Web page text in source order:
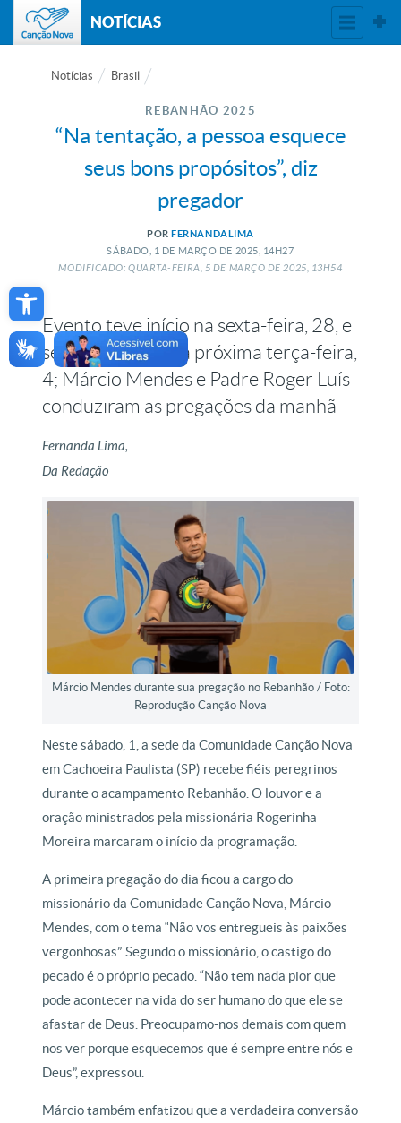
Open toolbar
NOTÍCIAS
Notícias Brasil
REBANHÃO 2025
“Na tentação, a pessoa esquece
seus bons propósitos”, diz
pregador
PORFERNANDALIMA
SÁBADO, 1 DE MARÇO DE 2025, 14H27
MODIFICADO: QUARTA-FEIRA, 5 DE MARÇO DE2025, 13H54
Evento teve início na sexta-feira, 28, e
se estenderá até a próxima terça-feira,
4; Márcio Mendes e Padre Roger Luís
conduziram as pregações da manhã
Fernanda Lima,
Da Redação
Márcio Mendes durante sua pregação no Rebanhão / Foto:
Reprodução Canção Nova
Neste sábado, 1, a sede da Comunidade Canção Nova
em Cachoeira Paulista (SP) recebe fiéis peregrinos
durante o acampamento Rebanhão. O louvor e a
oração ministrados pela missionária Rogerinha
Moreira marcaram o início da programação.
A primeira pregação do dia ficou a cargo do
missionário da Comunidade Canção Nova, Márcio
Mendes, com o tema “Não vos entregueis às paixões
vergonhosas”. Segundo o missionário, o castigo do
pecado é o próprio pecado. “Não tem nada pior que
pode acontecer na vida do ser humano do que ele se
afastar de Deus. Preocupamo-nos demais com quem
nos ver porque esquecemos que é sempre entre nós e
Deus”, expressou.
Márcio também enfatizou que a verdadeira conversão